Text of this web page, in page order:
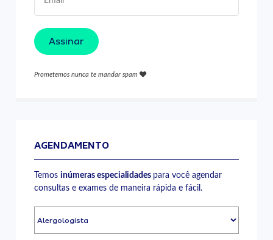
Assinar
Prometemos nunca te mandar spam
AGENDAMENTO
Temosinúmeras especialidades para você agendar
consultas e exames de maneira rápida e fácil.